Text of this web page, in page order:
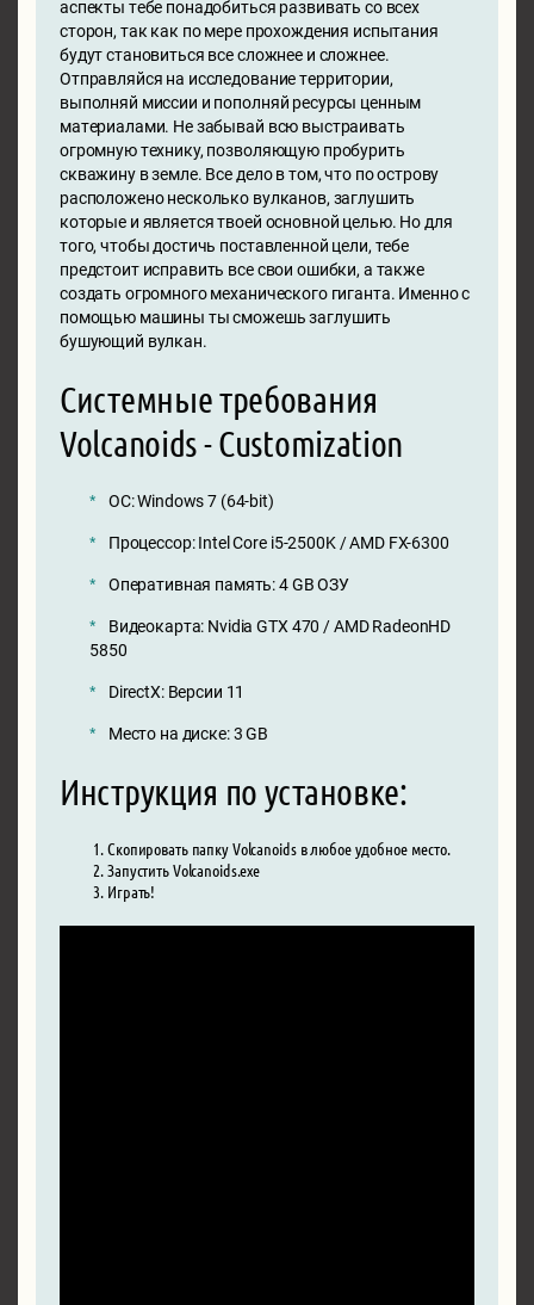
аспекты тебе понадобиться развивать со всех
сторон, так как по мере прохождения испытания
будут становиться все сложнее и сложнее.
Отправляйся на исследование территории,
выполняй миссии и пополняй ресурсы ценным
материалами. Не забывай всю выстраивать
огромную технику, позволяющую пробурить
скважину в земле. Все дело в том, что по острову
расположено несколько вулканов, заглушить
которые и является твоей основной целью. Но для
того, чтобы достичь поставленной цели, тебе
предстоит исправить все свои ошибки, а также
создать огромного механического гиганта. Именно с
помощью машины ты сможешь заглушить
бушующий вулкан.
Системные требования
Volcanoids - Customization
ОС: Windows 7 (64-bit)
Процессор: Intel Core i5-2500K / AMD FX-6300
Оперативная память: 4 GB ОЗУ
Видеокарта: Nvidia GTX 470 / AMD RadeonHD
5850
DirectX: Версии 11
Место на диске: 3 GB
Инструкция по установке:
Скопировать папку Volcanoids в любое удобное место.
Запустить Volcanoids.exe
Играть!